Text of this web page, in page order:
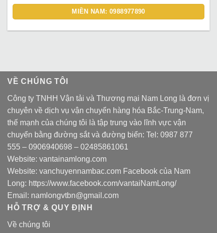
MIỀN NAM: 0988977890
VỀ CHÚNG TÔI
Công ty TNHH Vận tải và Thương mại Nam Long là đơn vị
chuyên về dịch vụ vận chuyển hàng hóa Bắc-Trung-Nam,
thế mạnh của chúng tôi là tập trung vào lĩnh vực vận
chuyển bằng đường sắt và đường biển: Tel: 0987 877
555 – 0906940698 – 02485861061
Website: vantainamlong.com
Website: vanchuyennambac.com Facebook của Nam
Long: https://www.facebook.com/vantaiNamLong/
Email: namlongvtbn@gmail.com
HỖ TRỢ & QUY ĐỊNH
Về chúng tôi